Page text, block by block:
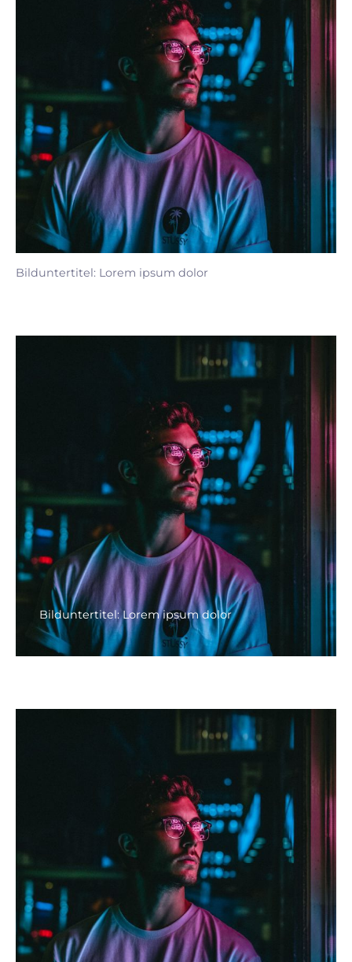
Bilduntertitel: Lorem ipsum dolor
Bilduntertitel: Lorem ipsum dolor